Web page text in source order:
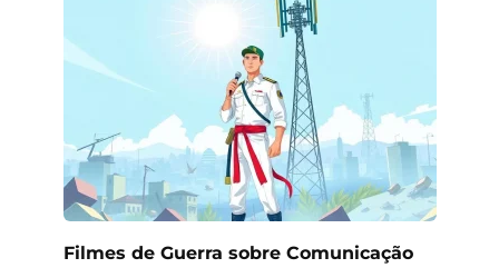
Filmes de Guerra sobre Comunicação